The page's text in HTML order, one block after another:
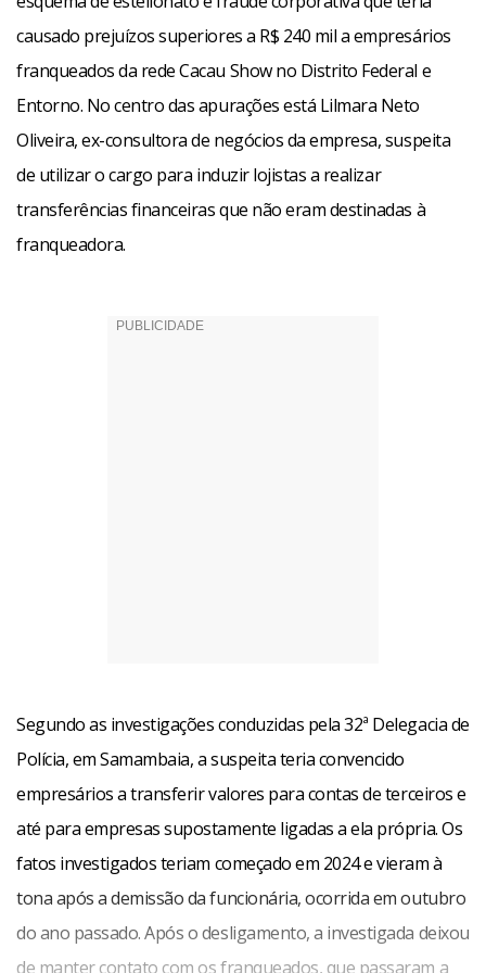
causado prejuízos superiores a R$ 240 mil a empresários
franqueados da rede Cacau Show no Distrito Federal e
Entorno. No centro das apurações está Lilmara Neto
Oliveira, ex-consultora de negócios da empresa, suspeita
de utilizar o cargo para induzir lojistas a realizar
transferências financeiras que não eram destinadas à
franqueadora.
Segundo as investigações conduzidas pela 32ª Delegacia de
Polícia, em Samambaia, a suspeita teria convencido
empresários a transferir valores para contas de terceiros e
até para empresas supostamente ligadas a ela própria. Os
fatos investigados teriam começado em 2024 e vieram à
tona após a demissão da funcionária, ocorrida em outubro
do ano passado. Após o desligamento, a investigada deixou
de manter contato com os franqueados, que passaram a